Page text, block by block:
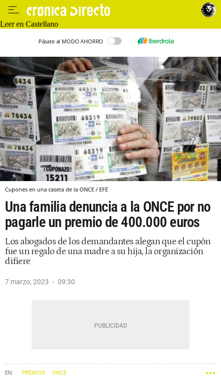
Leer en Castellano
Pásate al MODO AHORRO
Cupones en una caseta de la ONCE / EFE
Una familia denuncia a la ONCE por no
pagarle un premio de 400.000 euros
Los abogados de los demandantes alegan que el cupón
fue un regalo de una madre a su hija, la organización
difiere
7 marzo, 2023 09:30
PREMIOS ONCE